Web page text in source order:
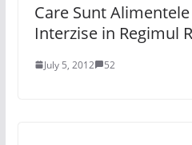
Care Sunt
Interzise in Regimul
July 5, 2012 52